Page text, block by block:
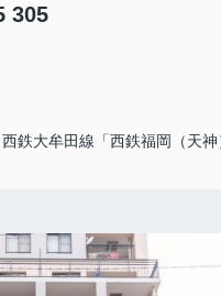
305
西鉄大牟田線「西鉄福岡（天